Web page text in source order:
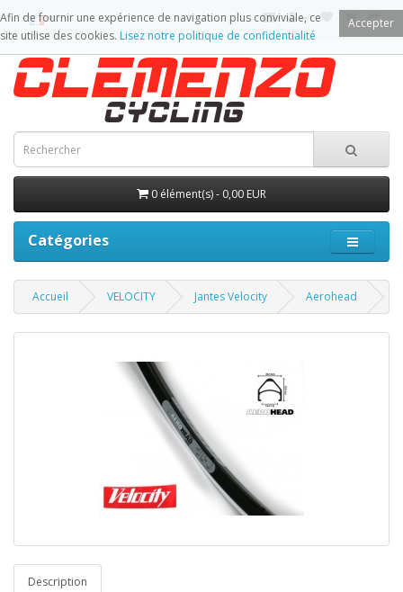
0 élément(s) - 0,00 EUR
Catégories
Accueil VELOCITY Jantes Velocity Aerohead
Description
Accepter
Afin de fournir une expérience de navigation plus conviviale, ce
site utilise des cookies. Lisez notre politique de confidentialité